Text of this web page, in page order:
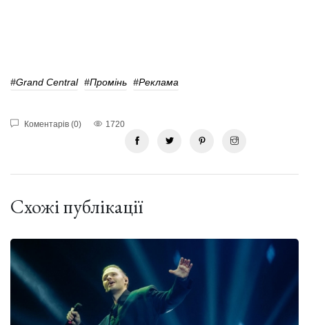
#Grand Central #Промінь #реклама
Коментарів (0) 1720
Схожі публікації